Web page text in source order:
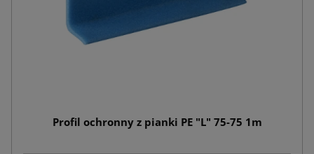
Profil ochronny z pianki PE "L" 75-75 1m